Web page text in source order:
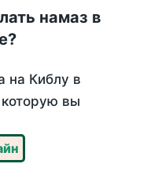
намаз в
на Киблу в
вы